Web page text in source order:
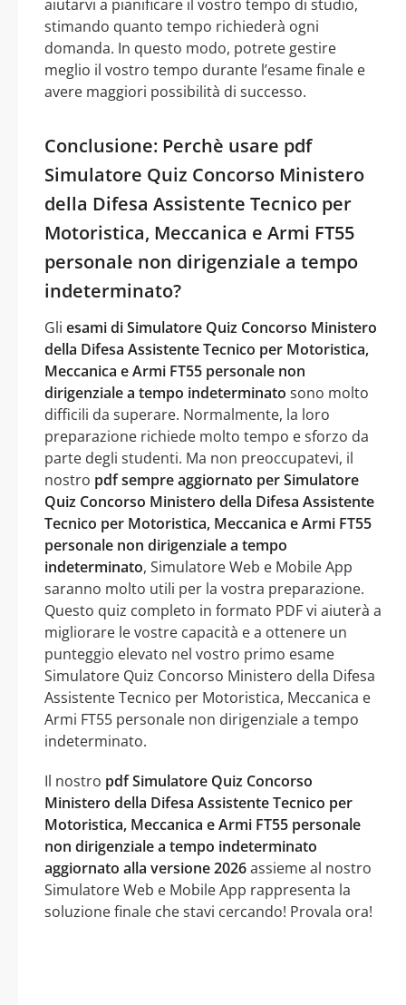
aiutarvi a pianificare il vostro tempo di studio,
stimando quanto tempo richiederà ogni
domanda. In questo modo, potrete gestire
meglio il vostro tempo durante l’esame finale e
avere maggiori possibilità di successo.
Conclusione: Perchè usare pdf
Simulatore Quiz Concorso Ministero
della Difesa Assistente Tecnico per
Motoristica, Meccanica e Armi FT55
personale non dirigenziale a tempo
indeterminato?
Gli esami di Simulatore Quiz Concorso Ministero
della Difesa Assistente Tecnico per Motoristica,
Meccanica e Armi FT55 personale non
dirigenziale a tempo indeterminato sono molto
difficili da superare. Normalmente, la loro
preparazione richiede molto tempo e sforzo da
parte degli studenti. Ma non preoccupatevi, il
nostro pdf sempre aggiornato per Simulatore
Quiz Concorso Ministero della Difesa Assistente
Tecnico per Motoristica, Meccanica e Armi FT55
personale non dirigenziale a tempo
indeterminato, Simulatore Web e Mobile App
saranno molto utili per la vostra preparazione.
Questo quiz completo in formato PDF vi aiuterà a
migliorare le vostre capacità e a ottenere un
punteggio elevato nel vostro primo esame
Simulatore Quiz Concorso Ministero della Difesa
Assistente Tecnico per Motoristica, Meccanica e
Armi FT55 personale non dirigenziale a tempo
indeterminato.
Il nostro pdf Simulatore Quiz Concorso
Ministero della Difesa Assistente Tecnico per
Motoristica, Meccanica e Armi FT55 personale
non dirigenziale a tempo indeterminato
aggiornato alla versione 2026assieme al nostro
Simulatore Web e Mobile App rappresenta la
soluzione finale che stavi cercando! Provala ora!